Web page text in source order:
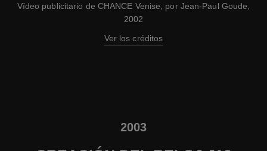
Vídeo publicitario de CHANCE Venise, por Jean-Paul Goude,
2002
Ver los créditos
2003